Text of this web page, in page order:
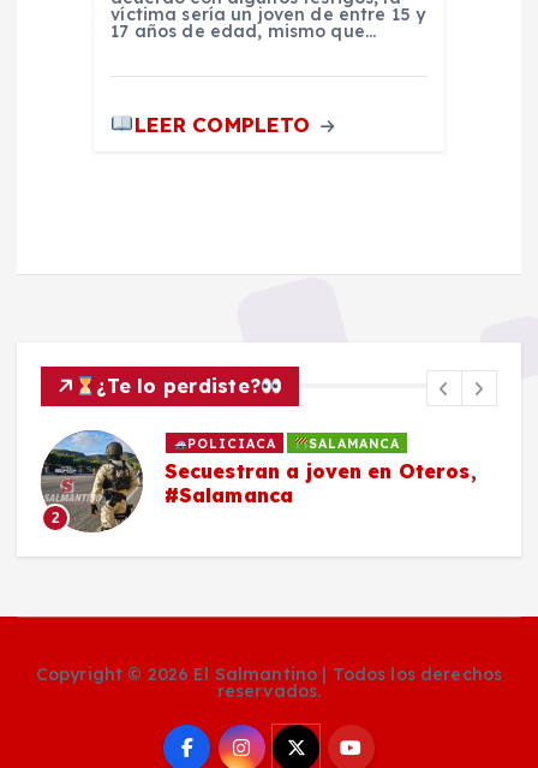
víctima sería un joven de entre 15 y
17 años de edad, mismo que…
LEER COMPLETO
¿Te lo perdiste?
2
POLICIACA SALAMANCA
Secuestran a joven en Oteros,
#Salamanca
Copyright © 2026 El Salmantino | Todos los derechos
reservados.